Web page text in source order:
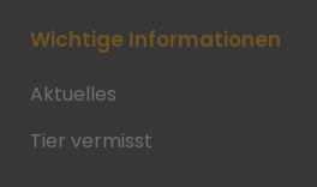
Wichtige Informationen
Aktuelles
Tier vermisst